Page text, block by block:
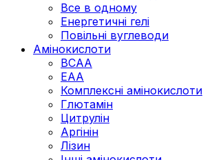
Все в одному
Енергетичні гелі
Повільні вуглеводи
Амінокислоти
BCAA
EAA
Комплексні амінокислоти
Глютамін
Цитрулін
Аргінін
Лізин